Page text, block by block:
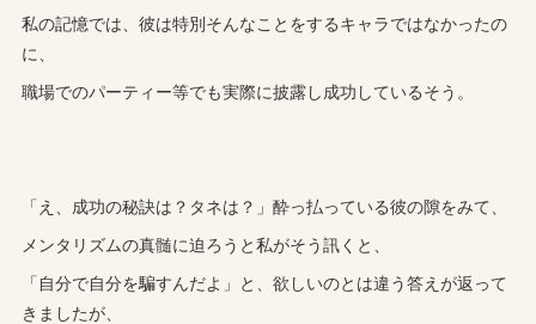
私の記憶では、彼は特別そんなことをするキャラではなかったの
に、
職場でのパーティー等でも実際に披露し成功しているそう。
「え、成功の秘訣は？タネは？」酔っ払っている彼の隙をみて、
メンタリズムの真髄に迫ろうと私がそう訊くと、
「自分で自分を騙すんだよ」と、欲しいのとは違う答えが返って
きましたが、